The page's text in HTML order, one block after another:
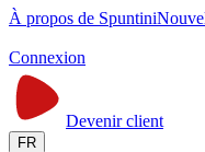
À propos de Spuntini
Connexion
Devenir client
FR